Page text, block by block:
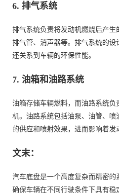
6. 排气系统
排气系统负责将发动机燃烧后产
排气管、消声器等。排气系统的设
还关系到车辆的环保性能。
7. 油箱和油路系统
油箱存储车辆燃料，而油路系统
机。油路系统包括油泵、油管、
的供应和喷射效果，进而影响着发
文末：
汽车底盘是一个高度复杂而精密的
确保车辆在不同行驶条件下具有